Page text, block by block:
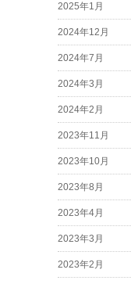
2025年1月
2024年12月
2024年7月
2024年3月
2024年2月
2023年11月
2023年10月
2023年8月
2023年4月
2023年3月
2023年2月